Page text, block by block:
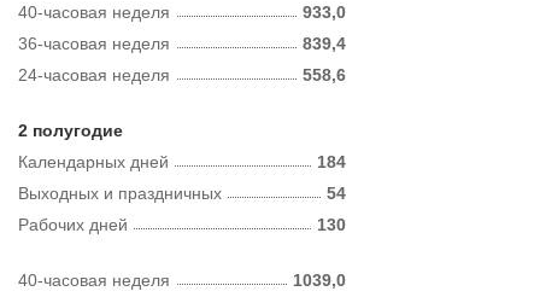
40-часовая неделя
933,0
36-часовая неделя
839,4
24-часовая неделя
558,6
2 полугодие
Календарных дней
184
Рабочих дней 130
Выходных и праздничных 54
40-часовая неделя
1039,0